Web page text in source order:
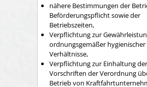
nähere Bestimmungen der
Beförderungspflicht sowie der
Betriebszeiten,
Verpflichtung zur
ordnungsgemäßer hygienischer
Verhältnisse,
Verpflichtung zur Einhaltung der
Vorschriften der Verordnung
Betrieb von